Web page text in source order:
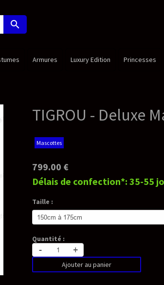
Princesses Nouveauté Accessoires
Mascotte
35-55 jours ouvrés**